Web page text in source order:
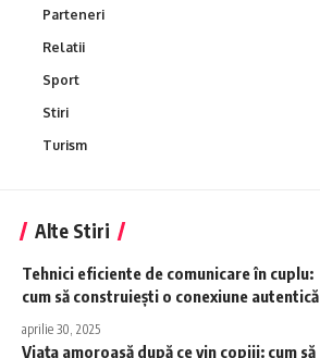
Parteneri
Relatii
Sport
Stiri
Turism
Alte Stiri
Tehnici eficiente de comunicare în cuplu:
cum să construiești o conexiune autentică
aprilie 30, 2025
Viața amoroasă după ce vin copiii: cum să